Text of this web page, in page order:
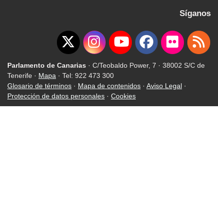
Síganos
Parlamento de Canarias · C/Teobaldo Power, 7 · 38002 S/C de
Tenerife · Mapa · Tel: 922 473 300
Glosario de términos · Mapa de contenidos · Aviso Legal ·
Protección de datos personales · Cookies